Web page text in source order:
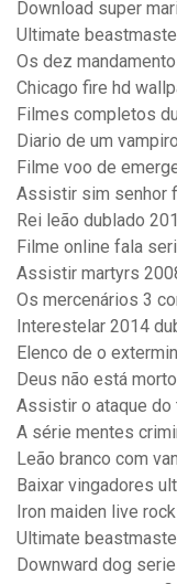
Download super
Ultimate
Os dez
Chicago fire hd
Filmes completos
Diario de um
Filme voo de
Assistir sim senhor
Rei leão dublado
Filme online fala
Assistir martyrs
Os mercenários 3
Interestelar 2014
Elenco de o
Deus não está
Assistir o ataque do
A série mentes
Leão branco com
Baixar vingadores
Iron maiden live
Ultimate
Downward dog